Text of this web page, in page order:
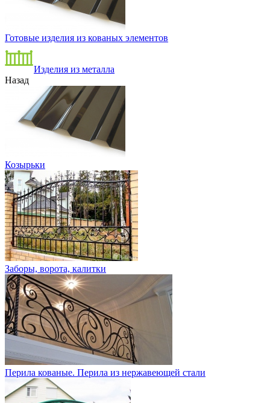
Готовые изделия из кованых элементов
Изделия из металла
Назад
Козырьки
Заборы, ворота, калитки
Перила кованые. Перила из нержавеющей стали